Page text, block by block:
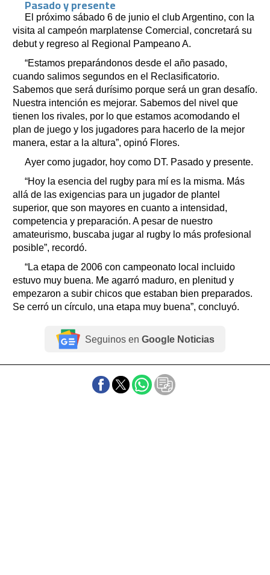
Pasado y presente
El próximo sábado 6 de junio el club Argentino, con la
visita al campeón marplatense Comercial, concretará su
debut y regreso al Regional Pampeano A.
“Estamos preparándonos desde el año pasado,
cuando salimos segundos en el Reclasificatorio.
Sabemos que será durísimo porque será un gran desafío.
Nuestra intención es mejorar. Sabemos del nivel que
tienen los rivales, por lo que estamos acomodando el
plan de juego y los jugadores para hacerlo de la mejor
manera, estar a la altura”, opinó Flores.
Ayer como jugador, hoy como DT. Pasado y presente.
“Hoy la esencia del rugby para mí es la misma. Más
allá de las exigencias para un jugador de plantel
superior, que son mayores en cuanto a intensidad,
competencia y preparación. A pesar de nuestro
amateurismo, buscaba jugar al rugby lo más profesional
posible”, recordó.
“La etapa de 2006 con campeonato local incluido
estuvo muy buena. Me agarró maduro, en plenitud y
empezaron a subir chicos que estaban bien preparados.
Se cerró un círculo, una etapa muy buena”, concluyó.
Seguinos en Google Noticias